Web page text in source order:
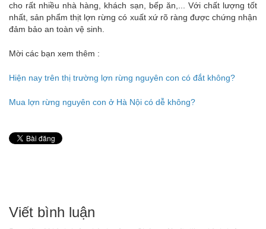
cho rất nhiều nhà hàng, khách sạn, bếp ăn,... Với chất lượng tốt
nhất, sản phẩm thịt lợn rừng có xuất xứ rõ ràng được chứng nhận
đảm bảo an toàn vệ sinh.
Mời các bạn xem thêm :
Hiện nay trên thị trường lợn rừng nguyên con có đắt không?
Mua lợn rừng nguyên con ở Hà Nội có dễ không?
Viết bình luận